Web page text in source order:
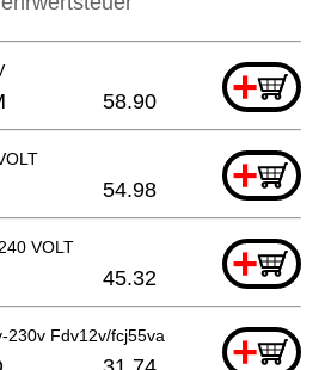
+
58.90
+
54.98
VOLT +
45.32
230v Fdv12v/fcj55va Neue Art.nr.34022
+